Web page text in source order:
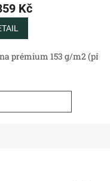
Bavlněný satén 130 g/
Kč
prémium 153 g/m2